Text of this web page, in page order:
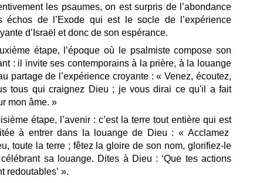
les psaumes, on est surpris de l’abondance
échos de l’Exode qui est le socle de l’expérience
d’Israël et donc de son espérance.
étape, l’époque où le psalmiste compose son
: il invite ses contemporains à la prière, à la louange
partage de l’expérience croyante : « Venez, écoutez,
tous qui craignez Dieu ; je vous dirai ce qu'il a fait
mon âme. »
étape, l’avenir : c’est la terre tout entière qui est
à entrer dans la louange de Dieu : « Acclamez
toute la terre ; fêtez la gloire de son nom, glorifiez-le
sa louange. Dites à Dieu : ‘Que tes actions
redoutables’ ».